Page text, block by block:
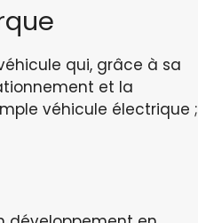
qui, grâce à sa
et la
véhicule électrique ;